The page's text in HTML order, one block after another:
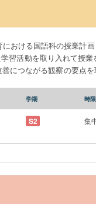
おける国語科の授業計
習活動を取り入れて授
につながる観察の要点を
学期 時限
S2 集